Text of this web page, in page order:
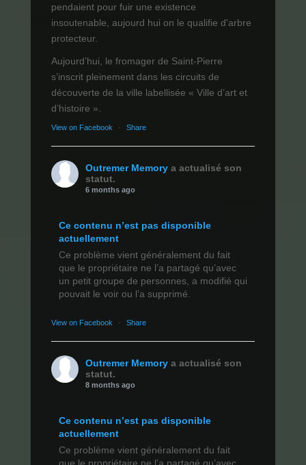
pendaient pour fuir une existence
insoutenable, aujourd hui on le qualifie d'arbre
protecteur.
Aujourd’hui, le fromager de Saint-Pierre
s’inscrit pleinement dans les circuits de
découverte de la ville labellisée « Ville d’art et
d’histoire ».
View on Facebook · Share
Outremer Memory a actualisé son
statut.
6 months ago
Ce contenu n’est pas disponible
actuellement
Ce problème vient généralement du fait
que le propriétaire ne l’a partagé qu’avec
un petit groupe de personnes, a modifié qui
pouvait le voir ou l’a supprimé.
View on Facebook · Share
Outremer Memory a actualisé son
statut.
8 months ago
Ce contenu n’est pas disponible
actuellement
Ce problème vient généralement du fait